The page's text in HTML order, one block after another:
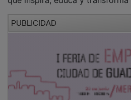
vitales y deportivas que
superación no es un concepto
proceso real construido desde
constancia y el compromiso